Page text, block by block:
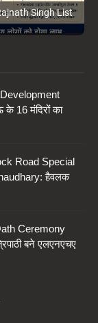
Singh List
16 मंदिरों का
Road Special
हैवलक
Ceremony
बने एलएनएचए